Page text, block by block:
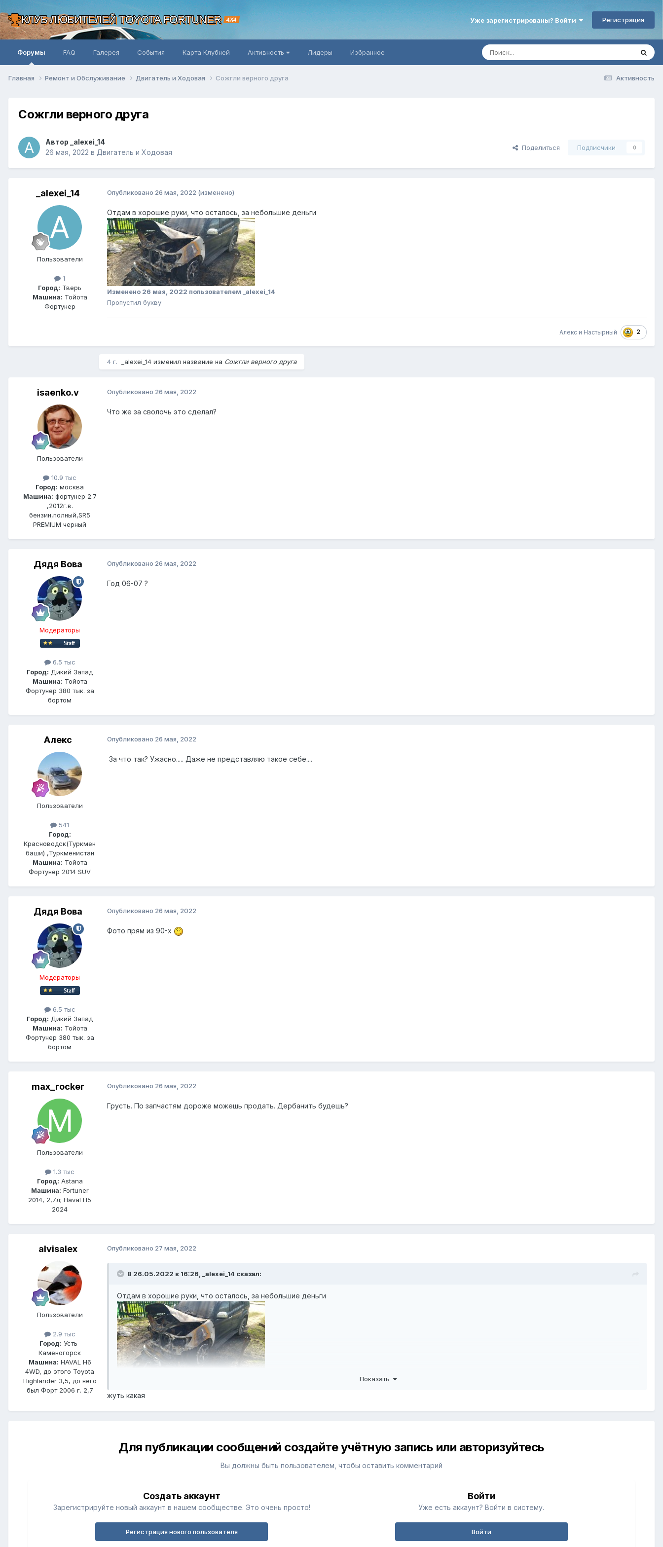
КЛУБ ЛЮБИТЕЛЕЙ TOYOTA FORTUNER 4X4 Уже зарегистрированы? Войти Регистрация
Форумы FAQ Галерея События Карта Клубней Активность Лидеры Избранное
Активность
Главная Ремонт и Обслуживание Двигатель и Ходовая Сожгли верного друга
Сожгли верного друга
Автор _alexei_14
26 мая, 2022 в Двигатель и Ходовая
Поделиться Подписчики 0
_alexei_14
Пользователи
1
Город: Тверь
Машина: Тойота
Фортунер
Опубликовано 26 мая, 2022 (изменено)
Отдам в хорошие руки, что осталось, за небольшие деньги
Изменено 26 мая, 2022 пользователем _alexei_14
Пропустил букву
Алекс и Настырный 2
4 г. _alexei_14 изменил название на Сожгли верного друга
isaenko.v
Пользователи
10.9 тыс
Город: москва
Машина: фортунер 2.7
,2012г.в.
бензин,полный,SR5
PREMIUM черный
Опубликовано 26 мая, 2022
Что же за сволочь это сделал?
Дядя Вова
Модераторы
6.5 тыс
Город: Дикий Запад
Машина: Тойота
Фортунер 380 тык. за
бортом
Опубликовано 26 мая, 2022
Год 06-07 ?
Алекс
Пользователи
541
Город:
Красноводск(Туркмен
баши) ,Туркменистан
Машина: Тойота
Фортунер 2014 SUV
Опубликовано 26 мая, 2022
За что так? Ужасно..... Даже не представляю такое себе....
Дядя Вова
Модераторы
6.5 тыс
Город: Дикий Запад
Машина: Тойота
Фортунер 380 тык. за
бортом
Опубликовано 26 мая, 2022
Фото прям из 90-х
max_rocker
Пользователи
1.3 тыс
Город: Astana
Машина: Fortuner
2014, 2,7л; Haval H5
2024
Опубликовано 26 мая, 2022
Грусть. По запчастям дороже можешь продать. Дербанить будешь?
alvisalex
Пользователи
2.9 тыс
Город: Усть-
Каменогорск
Машина: HAVAL H6
4WD, до этого Toyota
Highlander 3,5, до него
был Форт 2006 г. 2,7
Опубликовано 27 мая, 2022
В 26.05.2022 в 16:26, _alexei_14 сказал:
Отдам в хорошие руки, что осталось, за небольшие деньги
Показать
жуть какая
Для публикации сообщений создайте учётную запись или авторизуйтесь
Вы должны быть пользователем, чтобы оставить комментарий
Создать аккаунт
Зарегистрируйте новый аккаунт в нашем сообществе. Это очень просто!
Регистрация нового пользователя
Войти
Уже есть аккаунт? Войти в систему.
Войти